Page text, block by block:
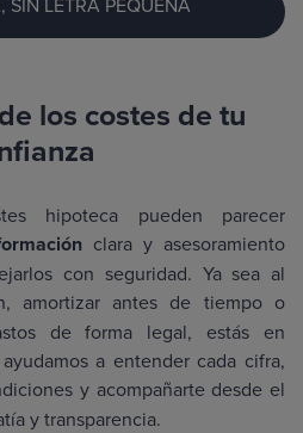
los costes de tu
hipoteca pueden parecer
clara y asesoramiento
con seguridad. Ya sea al
amortizar antes de tiempo o
de forma legal, estás en
a entender cada cifra,
y acompañarte desde el
y transparencia.